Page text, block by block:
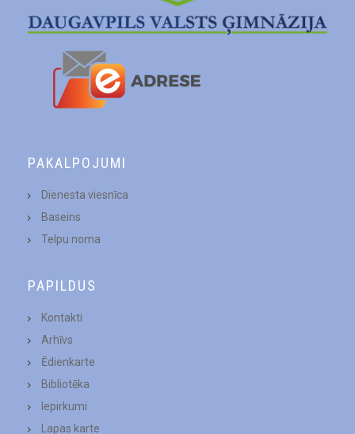
PAKALPOJUMI
Dienesta viesnīca
Baseins
Telpu noma
PAPILDUS
Kontakti
Arhīvs
Ēdienkarte
Bibliotēka
Iepirkumi
Lapas karte